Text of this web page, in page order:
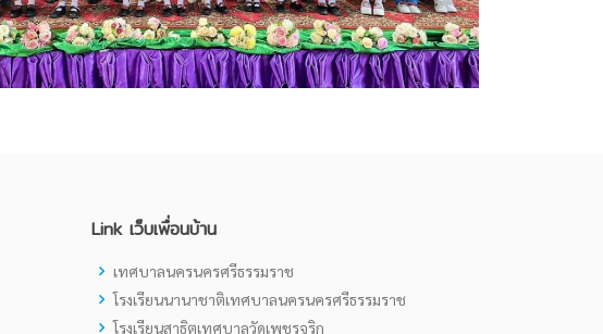
Link เว็บเพื่อนบ้าน
เทศบาลนครนครศรีธรรมราช
โรงเรียนนานาชาติเทศบาลนครนครศรีธรรมราช
โรงเรียนสาธิตเทศบาลวัดเพชรจริก